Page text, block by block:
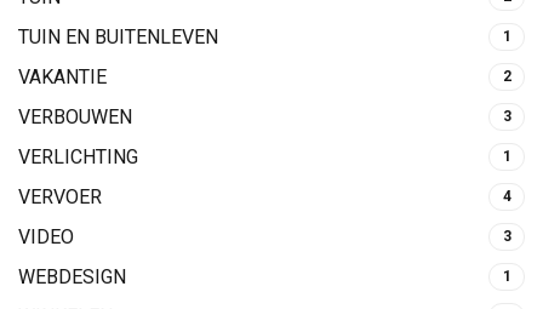
TUIN EN BUITENLEVEN 1
VAKANTIE 2
VERBOUWEN 3
VERLICHTING 1
VERVOER 4
VIDEO 3
WEBDESIGN 1